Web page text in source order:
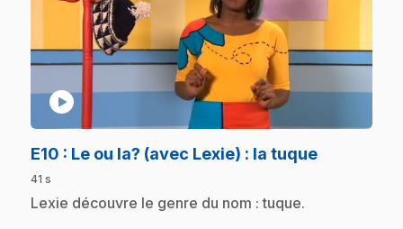
play_circle
E10 : Le ou la? (avec Lexie) : la tuque.
41 s
.Lexie découvre le genre du nom : tuque.